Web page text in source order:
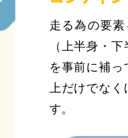
走る為の要
（上半身・
を事前に補っ
上だけでなく
す。